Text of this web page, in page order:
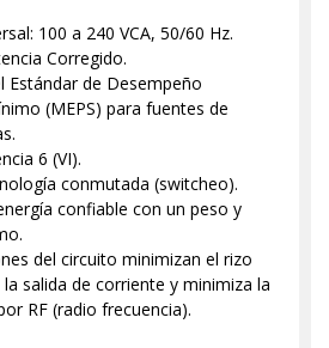
100 a 240 VCA, 50/60 Hz.
Corregido.
Estándar de Desempeño
(MEPS) para fuentes de
6 (VI).
conmutada (switcheo).
confiable con un peso y
del circuito minimizan el rizo
salida de corriente y minimiza la
RF (radio frecuencia).